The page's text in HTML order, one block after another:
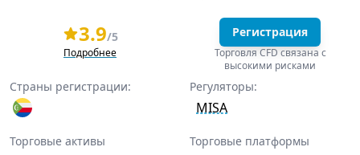
3.9/5
Подробнее
Регистрация
Торговля CFD связана с
высокими рисками
Страны регистрации: Регуляторы:
MISA
Торговые активы
Торговые платформы